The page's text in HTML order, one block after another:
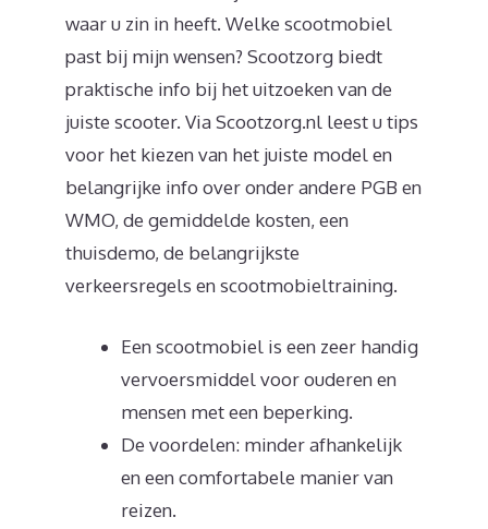
waar u zin in heeft. Welke scootmobiel
past bij mijn wensen? Scootzorg biedt
praktische info bij het uitzoeken van de
juiste scooter. Via Scootzorg.nl leest u tips
voor het kiezen van het juiste model en
belangrijke info over onder andere PGB en
WMO, de gemiddelde kosten, een
thuisdemo, de belangrijkste
verkeersregels en scootmobieltraining.
Een scootmobiel is een zeer handig
vervoersmiddel voor ouderen en
mensen met een beperking.
De voordelen: minder afhankelijk
en een comfortabele manier van
reizen.